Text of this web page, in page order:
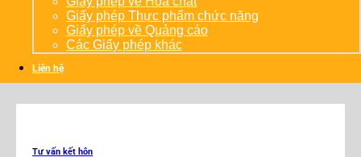
Giấy phép Thực phẩm chức năng
Giấy phép về Quảng cáo
Các Giấy phép khác
Liên hệ
Tư vấn kết hôn